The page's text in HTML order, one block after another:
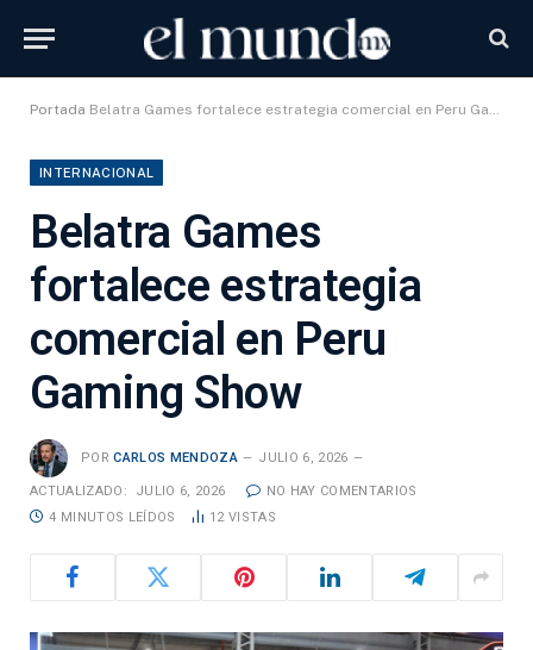
Portada Belatra Games fortalece estrategia comercial en Peru Gaming Show
INTERNACIONAL
Belatra Games
fortalece estrategia
comercial en Peru
Gaming Show
POR CARLOS MENDOZA JULIO 6, 2026
ACTUALIZADO: JULIO 6, 2026
NO HAY COMENTARIOS
4 MINUTOS LEÍDOS
12 VISTAS